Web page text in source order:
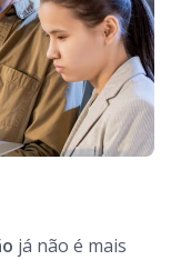
já não é mais